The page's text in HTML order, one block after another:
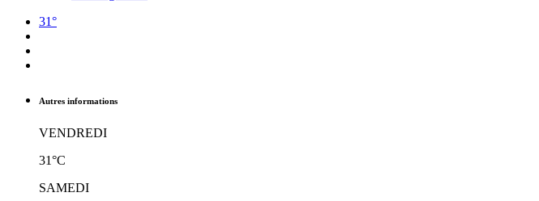
31°
Autres informations
VENDREDI
31°C
SAMEDI